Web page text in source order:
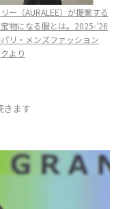
ー（AURALEE）が提案する
物になる服とは。2025-’26
リ・メンズファッション
より
きます